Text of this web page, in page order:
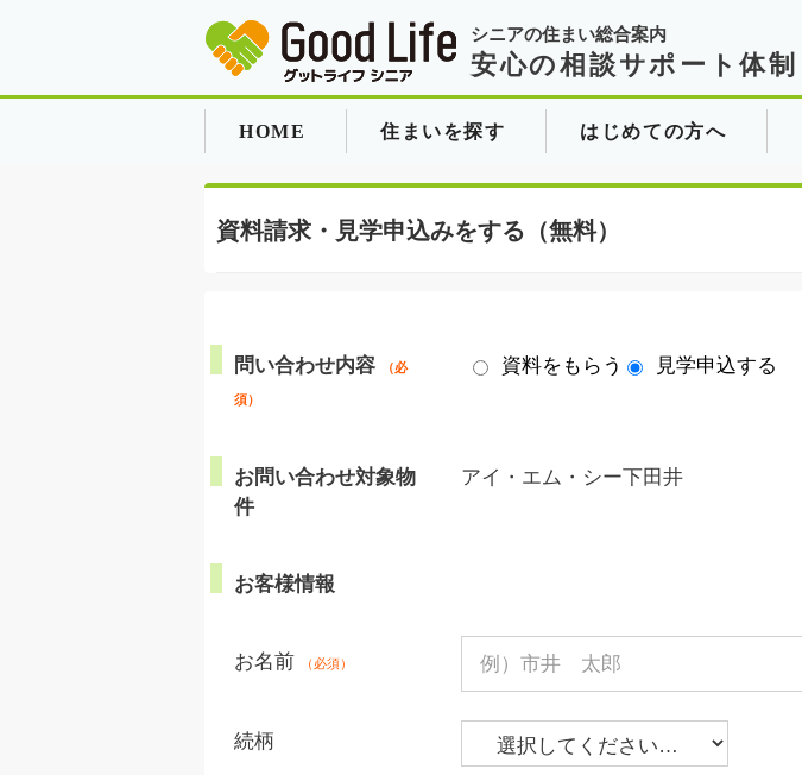
シニアの住まい総合案内
安心の相談サポート体制
HOME 住まいを探す はじめての方へ
資料請求・見学申込みをする（無料）
問い合わせ内容 （必
須）
資料をもらう 見学申込する
お問い合わせ対象物
件
アイ・エム・シー下田井
お客様情報
お名前 （必須）
続柄